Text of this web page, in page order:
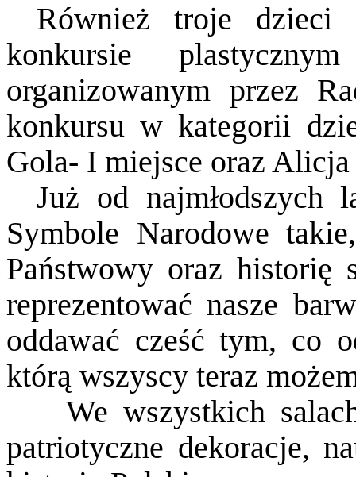
Również troje
konkursie
organizowanym przez
konkursu w kategorii
Gola- I miejsce oraz
Już od najmłodszych
Symbole Narodowe
Państwowy oraz historię
reprezentować nasze
oddawać cześć tym, co
którą wszyscy teraz
We wszystkich
patriotyczne dekoracje,